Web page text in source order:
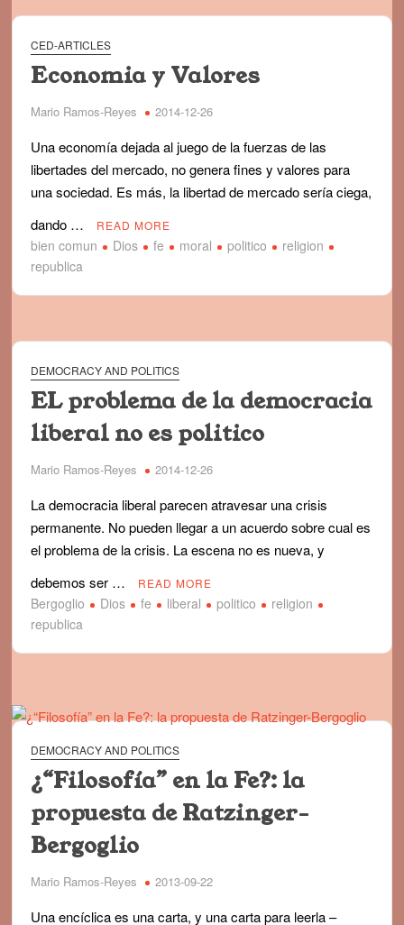
CED-ARTICLES
Economia y Valores
Mario Ramos-Reyes 2014-12-26
Una economía dejada al juego de la fuerzas de las
libertades del mercado, no genera fines y valores para
una sociedad. Es más, la libertad de mercado sería ciega,
dando …
READ MORE
bien comun Dios fe moral politico
religion
republica
DEMOCRACY AND POLITICS
EL problema de la democracia
liberal no es politico
Mario Ramos-Reyes 2014-12-26
La democracia liberal parecen atravesar una crisis
permanente. No pueden llegar a un acuerdo sobre cual es
el problema de la crisis. La escena no es nueva, y
debemos ser …
READ MORE
Bergoglio Dios fe liberal politico
religion
republica
DEMOCRACY AND POLITICS
¿“Filosofía” en la Fe?: la
propuesta de Ratzinger-
Bergoglio
Mario Ramos-Reyes 2013-09-22
Una encíclica es una carta, y una carta para leerla –